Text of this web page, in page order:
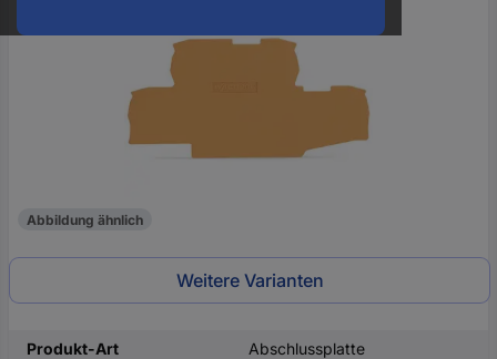
Abbildung ähnlich
Weitere Varianten
Produkt-Art
Abschlussplatte